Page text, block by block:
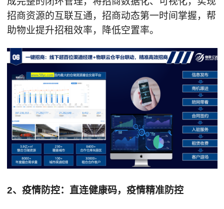
招商资源的互联互通，招商动态第一时间掌握，帮
助物业提升招租效率，降低空置率。
2、疫情防控：直连健康码，疫情精准防控